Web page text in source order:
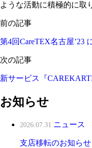
ような活動に積極的に取
前の記事
第4回CareTEX名古屋’23
次の記事
新サービス『
お知らせ
2026.07.31 ニュース
支店移転のお知らせ